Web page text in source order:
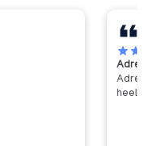
starstar
heel